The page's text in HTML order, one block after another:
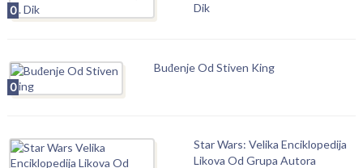
0
Dik
0
Buđenje Od Stiven King
Star Wars: Velika Enciklopedija
Likova Od Grupa Autora